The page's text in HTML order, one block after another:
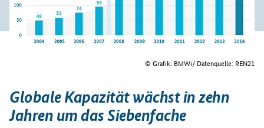
© Grafik: BMWi/ Datenquelle: REN21
Globale Kapazität wächst in zehn
Jahren um das Siebenfache